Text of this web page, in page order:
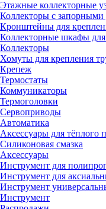
Этажные коллекторные
Коллекторы с запорными
Кронштейны для
Коллекторные шкафы
Коллекторы
Хомуты для крепления
Крепеж
Термостаты
Коммуникаторы
Термоголовки
Сервоприводы
Автоматика
Аксессуары для тёплого
Силиконовая смазка
Аксессуары
Инструмент для
Инструмент для
Инструмент
Инструмент